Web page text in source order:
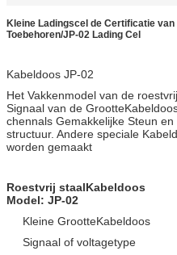
Kleine Ladingscel de Certificatie
Toebehoren/JP-02 Lading Cel
Kabeldoos JP-02
Het Vakkenmodel van de
Signaal van de
chennals Gemakkelijke Steun
structuur. Andere speciale
worden gemaakt
Roestvrij staalKabeldoos
Model: JP-02
Kleine GrootteKabeldoos
Signaal of voltagetype